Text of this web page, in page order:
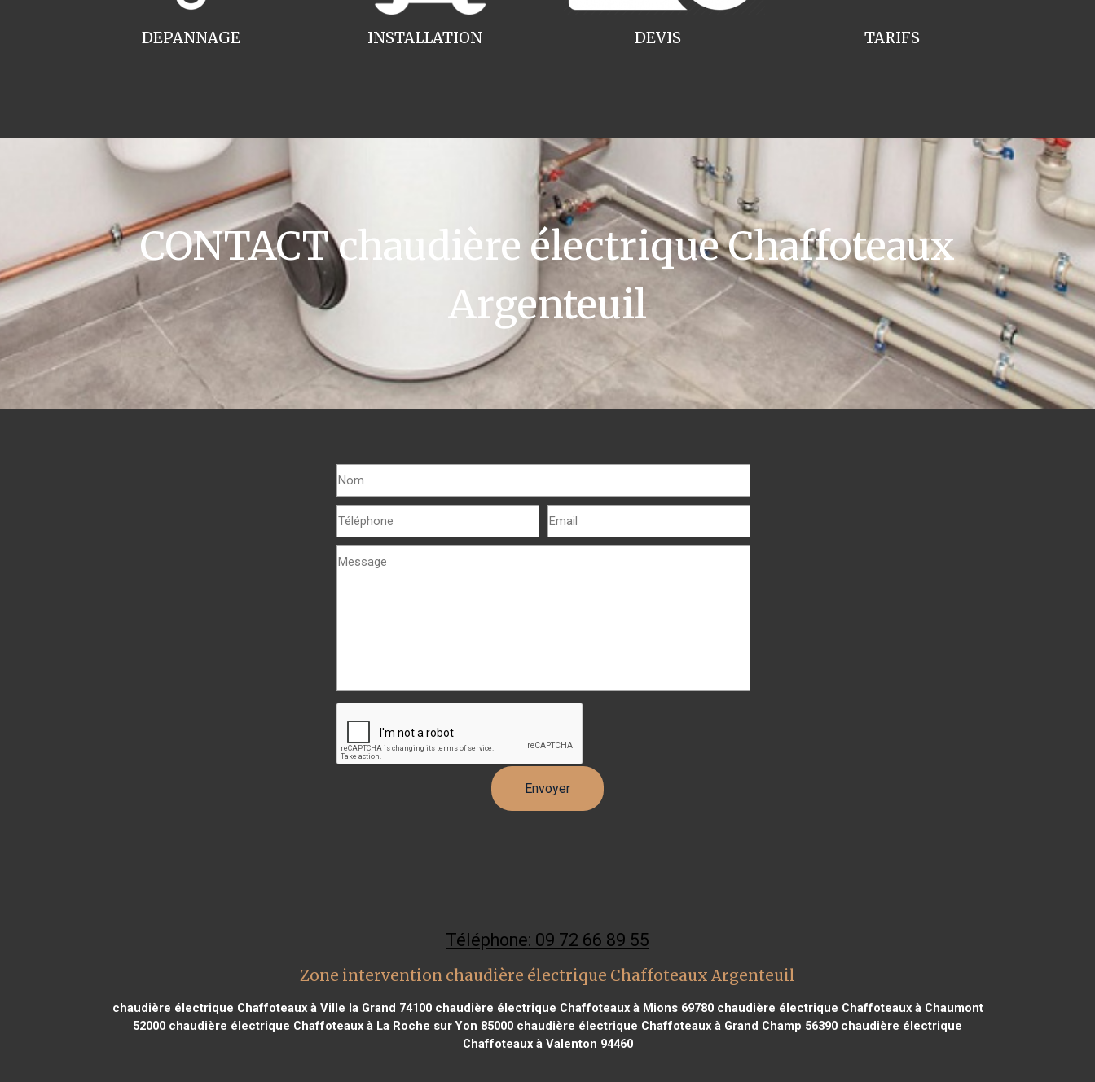
INSTALLATION
DEPANNAGE TARIFS
DEVIS
CONTACT chaudière électrique Chaffoteaux
Argenteuil
Téléphone: 09 72 66 89 55
Zone intervention chaudière électrique Chaffoteaux Argenteuil
chaudière électrique Chaffoteaux à Ville la Grand 74100chaudière électrique Chaffoteaux à Mions 69780chaudière électrique Chaffoteaux à Chaumont
52000 chaudière électrique Chaffoteaux à La Roche sur Yon 85000 chaudière électrique Chaffoteaux à Grand Champ 56390 chaudière électrique
Chaffoteaux à Valenton 94460